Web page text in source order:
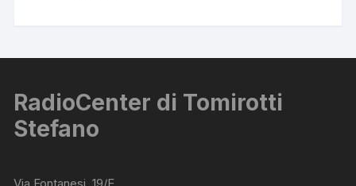
RadioCenter di Tomirotti
Stefano